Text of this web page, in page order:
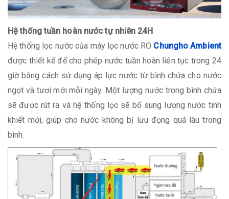
Hệ thống tuần hoàn nước tự nhiên 24H
Hệ thống lọc nước của máy lọc nước RO Chungho Ambient
được thiết kế để cho phép nước tuần hoàn liên tục trong 24
giờ bằng cách sử dụng áp lực nước từ bình chứa cho nước
ngọt và tươi mới mỗi ngày. Một lượng nước trong bình chứa
sẽ được rút ra và hệ thống lọc sẽ bổ sung lượng nước tinh
khiết mới, giúp cho nước không bị lưu đọng quá lâu trong
bình.